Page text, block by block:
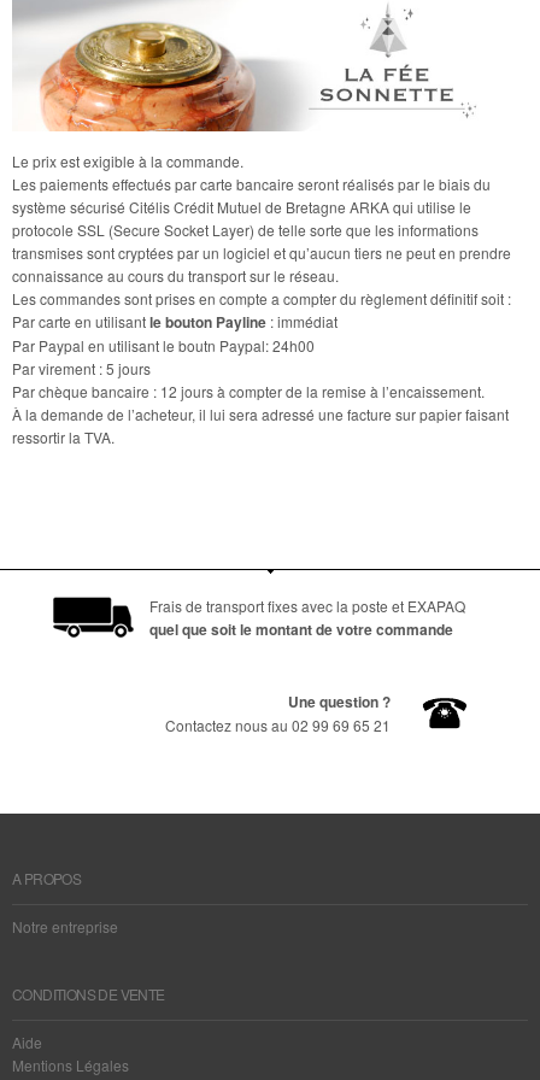
Le prix est exigible à la commande.
Les paiements effectués par carte bancaire seront réalisés par le biais du
système sécurisé Citélis Crédit Mutuel de Bretagne ARKA qui utilise le
protocole SSL (Secure Socket Layer) de telle sorte que les informations
transmises sont cryptées par un logiciel et qu’aucun tiers ne peut en prendre
connaissance au cours du transport sur le réseau.
Les commandes sont prises en compte a compter du règlement définitif soit :
Par carte en utilisantle bouton Payline : immédiat
Par Paypal en utilisant le boutn Paypal: 24h00
Par virement : 5 jours
Par chèque bancaire : 12 jours à compter de la remise à l’encaissement.
À la demande de l’acheteur, il lui sera adressé une facture sur papier faisant
ressortir la TVA.
Frais de transport fixes avec la poste et EXAPAQ
quel que soit le montant de votre commande
Une question ?
Contactez nous au 02 99 69 65 21
A PROPOS
Notre entreprise
CONDITIONS DE VENTE
Aide
Mentions Légales